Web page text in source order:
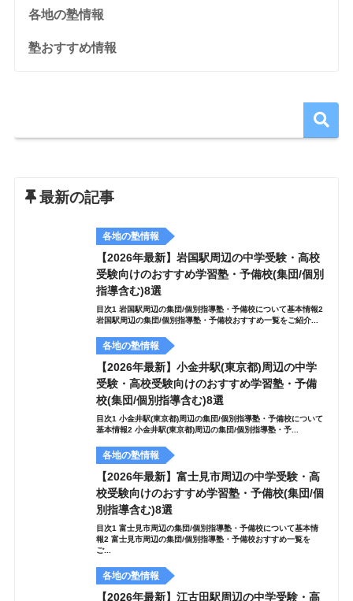
各地の塾情報
塾おすすめ情報
最新の記事
各地の塾情報
【2026年最新】岩国駅周辺の中学受験・高校
受験向けのおすすめ学習塾・予備校(集団/個別
指導含む)8選
目次1 岩国駅周辺の集団/個別指導塾・予備校について基本情報2
岩国駅周辺の集団/個別指導塾・予備校おすすめ一覧をご紹介...
各地の塾情報
【2026年最新】小金井駅(東京都)周辺の中学
受験・高校受験向けのおすすめ学習塾・予備
校(集団/個別指導含む)8選
目次1 小金井駅(東京都)周辺の集団/個別指導塾・予備校について
基本情報2 小金井駅(東京都)周辺の集団/個別指導塾・予...
各地の塾情報
【2026年最新】富士見市周辺の中学受験・高
校受験向けのおすすめ学習塾・予備校(集団/個
別指導含む)8選
目次1 富士見市周辺の集団/個別指導塾・予備校について基本情
報2 富士見市周辺の集団/個別指導塾・予備校おすすめ一覧を
ご...
各地の塾情報
【2026年最新】江古田駅周辺の中学受験・高